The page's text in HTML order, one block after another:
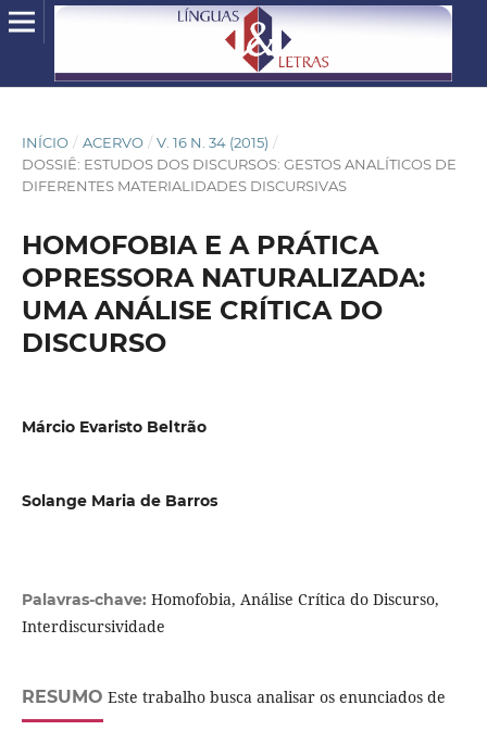
INÍCIO / ACERVO / V. 16 N. 34 (2015) /
DOSSIÊ: ESTUDOS DOS DISCURSOS: GESTOS ANALÍTICOS DE
DIFERENTES MATERIALIDADES DISCURSIVAS
HOMOFOBIA E A PRÁTICA
OPRESSORA NATURALIZADA:
UMA ANÁLISE CRÍTICA DO
DISCURSO
Márcio Evaristo Beltrão
Solange Maria de Barros
Palavras-chave: Homofobia, Análise Crítica do Discurso,
Interdiscursividade
RESUMO Este trabalho busca analisar os enunciados de